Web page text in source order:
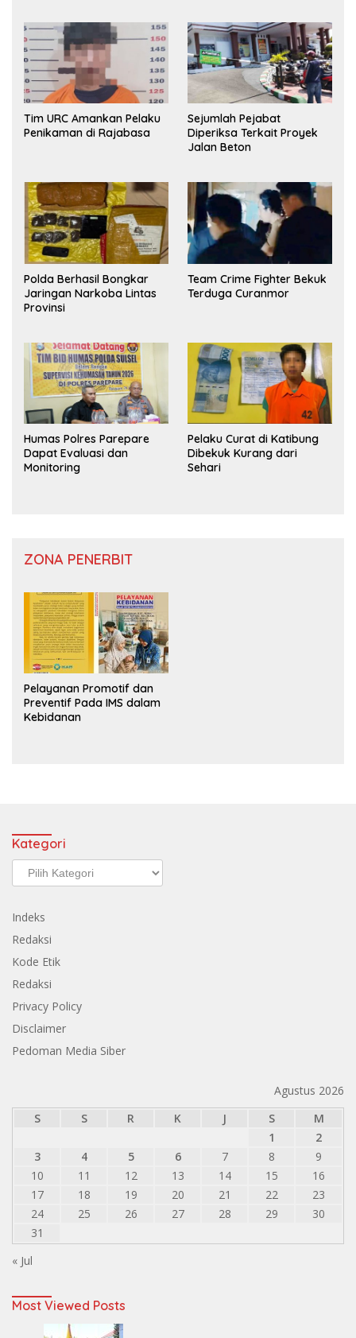
Tim URC Amankan Pelaku
Penikaman di Rajabasa
Sejumlah Pejabat
Diperiksa Terkait Proyek
Jalan Beton
Polda Berhasil Bongkar
Jaringan Narkoba Lintas
Provinsi
Team Crime Fighter Bekuk
Terduga Curanmor
Humas Polres Parepare
Dapat Evaluasi dan
Monitoring
Pelaku Curat di Katibung
Dibekuk Kurang dari
Sehari
ZONA PENERBIT
Pelayanan Promotif dan
Preventif Pada IMS dalam
Kebidanan
Kategori
Kategori
Indeks
Redaksi
Kode Etik
Redaksi
Privacy Policy
Disclaimer
Pedoman Media Siber
Agustus 2026
S
S R K J S
M
1
2
3
4 5 6 7 8
9
10
11 12 13 14 15
16
17
18 19 20 21 22
23
24
25 26 27 28 29
30
31
« Jul
Most Viewed Posts